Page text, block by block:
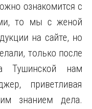
ознакомится с
то мы с женой
на сайте, но
только после
Тушинской нам
приветливая
знанием дела.